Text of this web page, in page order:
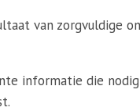
van zorgvuldige
informatie die